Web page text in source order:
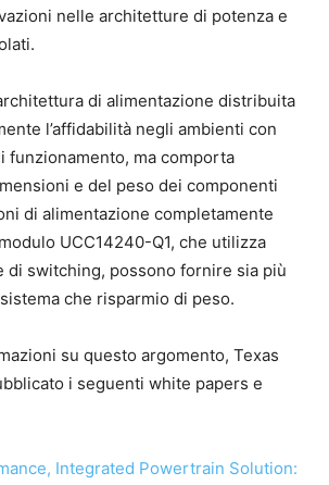
nelle architetture di potenza e
di alimentazione distribuita
l’affidabilità negli ambienti con
funzionamento, ma comporta
e del peso dei componenti
di alimentazione completamente
UCC14240-Q1, che utilizza
di switching, possono fornire sia più
che risparmio di peso.
su questo argomento, Texas
i seguenti white papers e
Integrated Powertrain Solution: